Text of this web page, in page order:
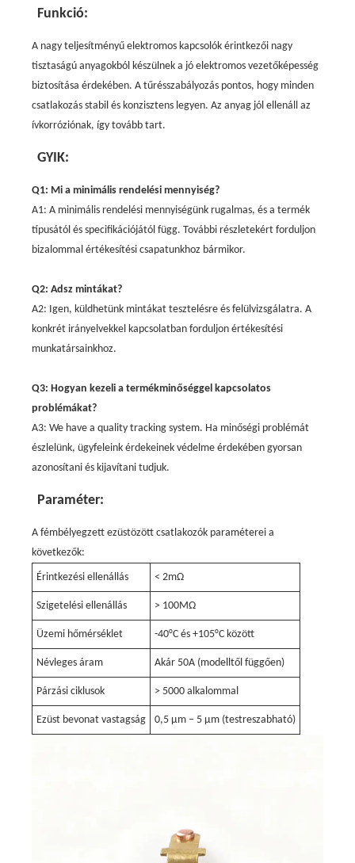
Funkció:
A nagy teljesítményű elektromos kapcsolók érintkezői nagy
tisztaságú anyagokból készülnek a jó elektromos vezetőképesség
biztosítása érdekében. A tűrésszabályozás pontos, hogy minden
csatlakozás stabil és konzisztens legyen. Az anyag jól ellenáll az
ívkorróziónak, így tovább tart.
GYIK:
Q1: Mi a minimális rendelési mennyiség?
A1: A minimális rendelési mennyiségünk rugalmas, és a termék
típusától és specifikációjától függ. További részletekért forduljon
bizalommal értékesítési csapatunkhoz bármikor.
Q2: Adsz mintákat?
A2: Igen, küldhetünk mintákat tesztelésre és felülvizsgálatra. A
konkrét irányelvekkel kapcsolatban forduljon értékesítési
munkatársainkhoz.
Q3: Hogyan kezeli a termékminőséggel kapcsolatos
problémákat?
A3: We have a quality tracking system. Ha minőségi problémát
észlelünk, ügyfeleink érdekeinek védelme érdekében gyorsan
azonosítani és kijavítani tudjuk.
Paraméter:
A fémbélyegzett ezüstözött csatlakozók paraméterei a
következők:
Érintkezési ellenállás < 2mΩ
Szigetelési ellenállás > 100MΩ
Üzemi hőmérséklet -40°C és +105°C között
Névleges áram Akár 50A (modelltől függően)
Párzási ciklusok > 5000 alkalommal
Ezüst bevonat vastagság 0,5 μm – 5 μm (testreszabható)